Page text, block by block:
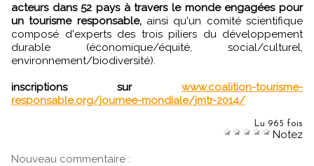
acteurs dans 52 pays à travers le monde engagées pour
un tourisme responsable,ainsi qu'un comité scientifique
composé d'experts des trois piliers du développement
durable (économique/équité, social/culturel,
environnement/biodiversité).
inscriptions sur
www.coalition-tourisme-
responsable.org/journee-mondiale/jmtr-2014/
Lu 965 fois
Notez
Nouveau commentaire :